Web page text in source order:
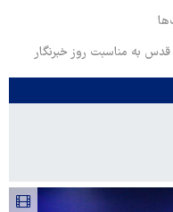
به مناسبت روز خبرنگار